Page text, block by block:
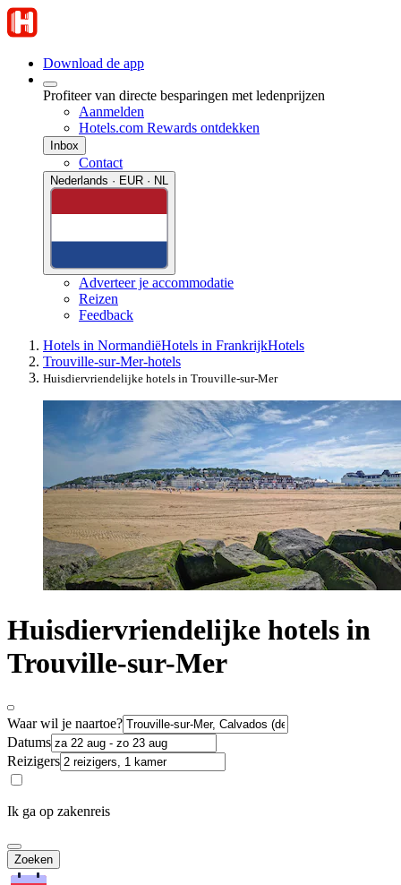
Download de app
Profiteer van directe besparingen met ledenprijzen
Aanmelden
Hotels.com Rewards ontdekken
Inbox
Contact
Nederlands · EUR · NL
Adverteer je accommodatie
Reizen
Feedback
Hotels in NormandiëHotels in FrankrijkHotels
Trouville-sur-Mer-hotels
Huisdiervriendelijke hotels in Trouville-sur-Mer
Huisdiervriendelijke hotels in
Trouville-sur-Mer
Waar wil je naartoe?
Datums
Reizigers
Ik ga op zakenreis
Zoeken